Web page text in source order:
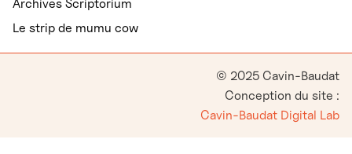
Archives Scriptorium
Le strip de mumu cow
© 2025 Cavin-Baudat
Conception du site :
Cavin-Baudat Digital Lab